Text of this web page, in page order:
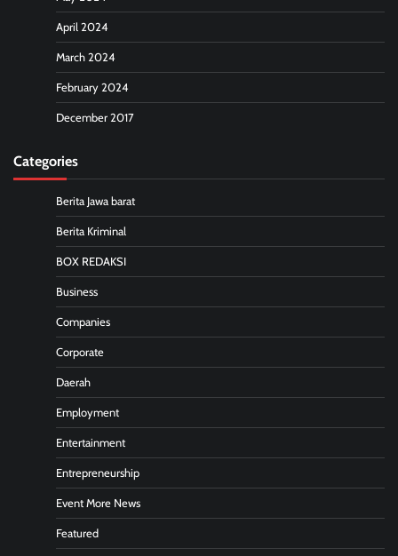
April 2024
March 2024
February 2024
December 2017
Categories
Berita Jawa barat
Berita Kriminal
BOX REDAKSI
Business
Companies
Corporate
Daerah
Employment
Entertainment
Entrepreneurship
Event More News
Featured